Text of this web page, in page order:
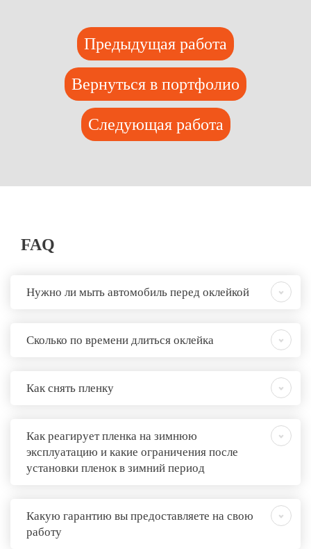
Предыдущая работа
Вернуться в портфолио
Следующая работа
FAQ
Нужно ли мыть автомобиль перед оклейкой
Сколько по времени длиться оклейка
Как снять пленку
Как реагирует пленка на зимнюю
эксплуатацию и какие ограничения после
установки пленок в зимний период
Какую гарантию вы предоставляете на свою
работу